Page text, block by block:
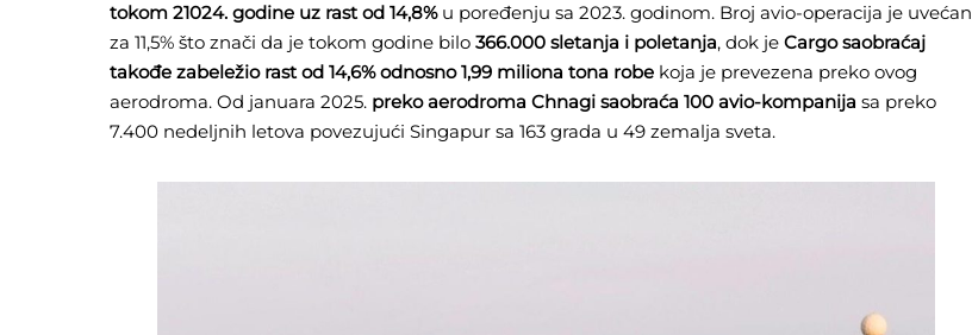
tokom 21024. godine uz rast od 14,8%u poređenju sa 2023. godinom. Broj avio-operacija je uvećan
za 11,5% što znači da je tokom godine bilo 366.000 sletanja i poletanja, dok je Cargo saobraćaj
takođe zabeležio rast od 14,6% odnosno 1,99 miliona tona robe koja je prevezena preko ovog
aerodroma. Od januara 2025. preko aerodroma Chnagi saobraća 100 avio-kompanija sa preko
7.400 nedeljnih letova povezujući Singapur sa 163 grada u 49 zemalja sveta.